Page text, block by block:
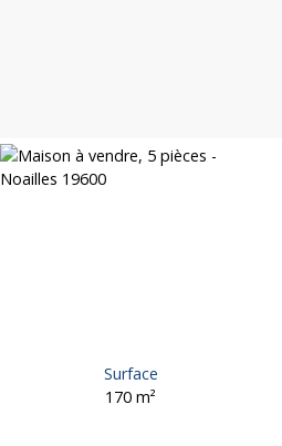
Mes favoris Espace vendeur
Surface
170m²